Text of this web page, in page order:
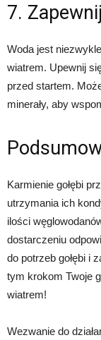
7.
Woda jest
wiatrem. Upewnij
przed startem.
minerały, aby
Karmienie gołębi
utrzymania ich
ilości
dostarczeniu
do potrzeb gołębi i
tym krokom Twoje
wiatrem!
Wezwanie do